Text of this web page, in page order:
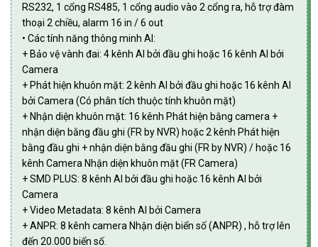
RS232, 1 cổng RS485, 1 cổng audio vào 2 cổng ra, hỗ trợ đàm
thoại 2 chiều, alarm 16 in / 6 out
• Các tính năng thông minh AI:
+ Bảo vệ vành đai: 4 kênh AI bởi đầu ghi hoặc 16 kênh AI bởi
Camera
+ Phát hiện khuôn mặt: 2 kênh AI bởi đầu ghi hoặc 16 kênh AI
bởi Camera (Có phân tích thuộc tính khuôn mặt)
+ Nhận diện khuôn mặt: 16 kênh Phát hiện bằng camera +
nhận diện bằng đầu ghi (FR by NVR) hoặc 2 kênh Phát hiện
bằng đầu ghi + nhận diện bằng đầu ghi (FR by NVR) / hoặc 16
kênh Camera Nhận diện khuôn mặt (FR Camera)
+ SMD PLUS: 8 kênh AI bởi đầu ghi hoặc 16 kênh AI bởi
Camera
+ Video Metadata: 8 kênh AI bởi Camera
+ ANPR: 8 kênh camera Nhận diện biển số (ANPR) , hỗ trợ lên
đến 20.000 biển số.